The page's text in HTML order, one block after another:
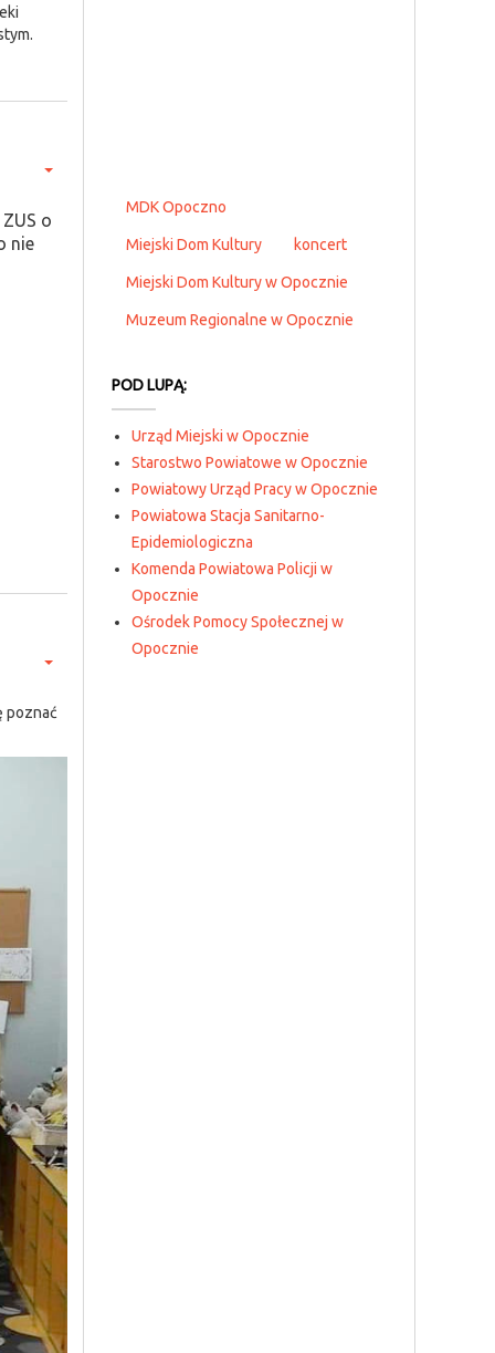
o
nie
poznać
MDK Opoczno
Miejski Dom Kultury koncert
Miejski Dom Kultury w Opocznie
Muzeum Regionalne w Opocznie
POD LUPĄ:
Urząd Miejski w Opocznie
Starostwo Powiatowe w Opocznie
Powiatowy Urząd Pracy w Opocznie
Powiatowa Stacja Sanitarno-
Epidemiologiczna
Komenda Powiatowa Policji w
Opocznie
Ośrodek Pomocy Społecznej w
Opocznie